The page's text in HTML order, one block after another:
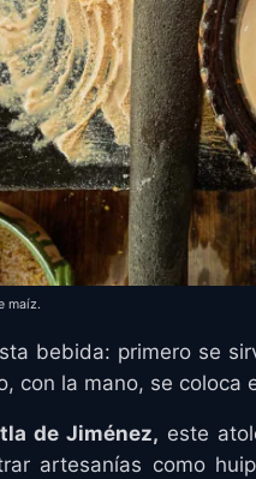
maíz.
bebida: primero se
con la mano, se coloca
de Jiménez, este
artesanías como